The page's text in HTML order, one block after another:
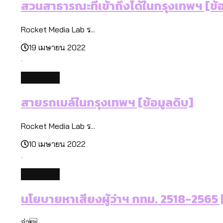
สวนสาธารณะที่เข้าถึงได้ในกรุงเทพฯ [
Rocket Media Lab ร...
19 เมษายน 2022
สายรถเมล์ในกรุงเทพฯ [ข้อมูลดิบ]
Rocket Media Lab ร...
10 เมษายน 2022
นโยบายหาเสียงผู้ว่าฯ กทม. 2518-